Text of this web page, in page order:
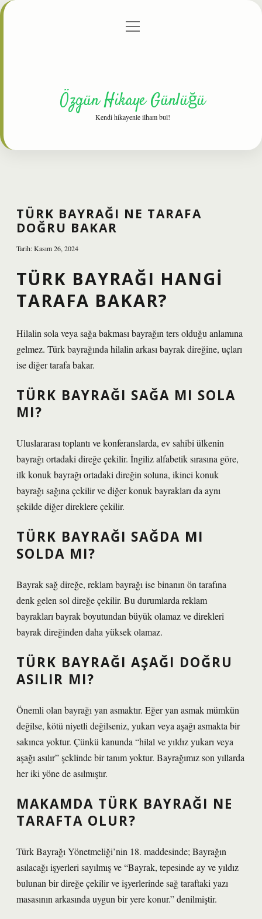
Gizlilik Politikası
menüyü
Özgün Hikaye Günlüğü
Kendi hikayenle ilham bul!
TÜRK BAYRAĞI NE TARAFA
DOĞRU BAKAR
Tarih: Kasım 26, 2024
TÜRK BAYRAĞI HANGI
TARAFA BAKAR?
Hilalin sola veya sağa bakması bayrağın ters olduğu anlamına
gelmez. Türk bayrağında hilalin arkası bayrak direğine, uçları
ise diğer tarafa bakar.
TÜRK BAYRAĞI SAĞA MI SOLA
MI?
Uluslararası toplantı ve konferanslarda, ev sahibi ülkenin
bayrağı ortadaki direğe çekilir. İngiliz alfabetik sırasına göre,
ilk konuk bayrağı ortadaki direğin soluna, ikinci konuk
bayrağı sağına çekilir ve diğer konuk bayrakları da aynı
şekilde diğer direklere çekilir.
TÜRK BAYRAĞI SAĞDA MI
SOLDA MI?
Bayrak sağ direğe, reklam bayrağı ise binanın ön tarafına
denk gelen sol direğe çekilir. Bu durumlarda reklam
bayrakları bayrak boyutundan büyük olamaz ve direkleri
bayrak direğinden daha yüksek olamaz.
TÜRK BAYRAĞI AŞAĞI DOĞRU
ASILIR MI?
Önemli olan bayrağı yan asmaktır. Eğer yan asmak mümkün
değilse, kötü niyetli değilseniz, yukarı veya aşağı asmakta bir
sakınca yoktur. Çünkü kanunda “hilal ve yıldız yukarı veya
aşağı asılır” şeklinde bir tanım yoktur. Bayrağımız son yıllarda
her iki yöne de asılmıştır.
MAKAMDA TÜRK BAYRAĞI NE
TARAFTA OLUR?
Türk Bayrağı Yönetmeliği’nin 18. maddesinde; Bayrağın
asılacağı işyerleri sayılmış ve “Bayrak, tepesinde ay ve yıldız
bulunan bir direğe çekilir ve işyerlerinde sağ taraftaki yazı
masasının arkasında uygun bir yere konur.” denilmiştir.